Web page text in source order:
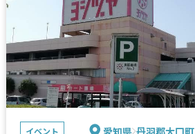
イベント 愛知県 丹羽郡大口町